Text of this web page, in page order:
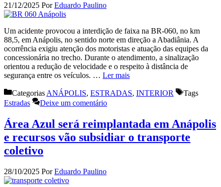
21/12/2025 PorEduardo Paulino
Um acidente provocou a interdição de faixa na BR-060, no km
88,5, em Anápolis, no sentido norte em direção a Abadiânia. A
ocorrência exigiu atenção dos motoristas e atuação das equipes da
concessionária no trecho. Durante o atendimento, a sinalização
orientou a redução de velocidade e o respeito à distância de
segurança entre os veículos. … Ler mais
Categorias ANÁPOLIS, ESTRADAS, INTERIOR
Tags
Estradas
Deixe um comentário
Área Azul será reimplantada em Anápolis
e recursos vão subsidiar o transporte
coletivo
28/10/2025 PorEduardo Paulino